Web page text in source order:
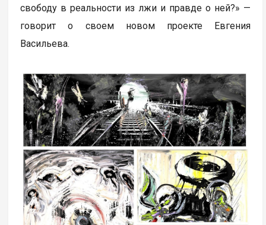
свободу в реальности из лжи и правде о ней?» —
говорит о своем новом проекте Евгения
Васильева.